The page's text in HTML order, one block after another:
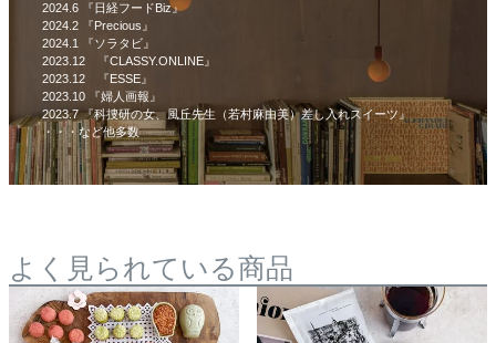
2024.6 『日経フードBiz』
2024.2 『Precious』
2024.1 『ソラタビ』
2023.12 『CLASSY.ONLINE』
2023.12 『ESSE』
2023.10 『婦人画報』
2023.7 『科捜研の女、風丘先生（若村麻由美）差し入れスイーツ』
・・・など他多数
よく見られている商品